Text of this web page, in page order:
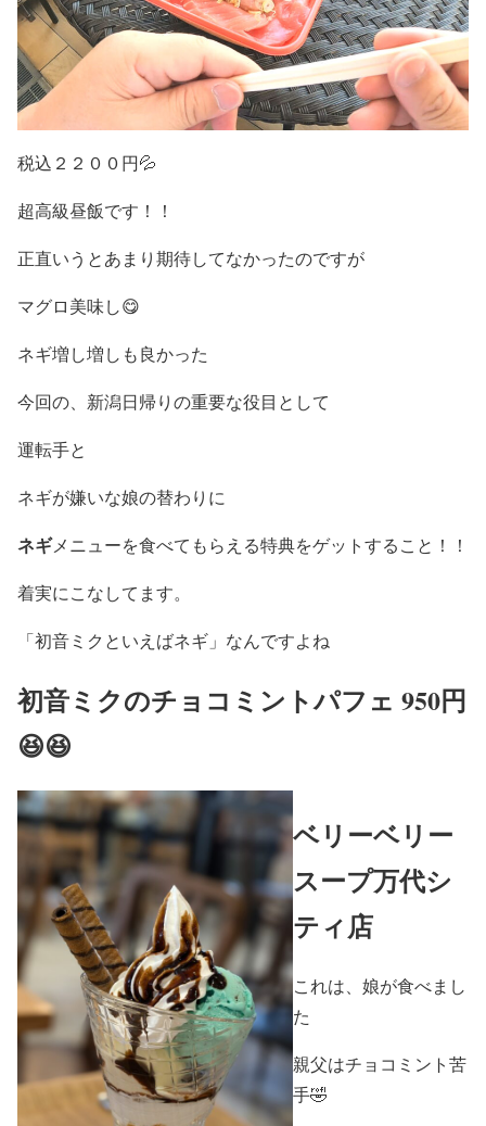
税込２２００円💦
超高級昼飯です！！
正直いうとあまり期待してなかったのですが
マグロ美味し😋
ネギ増し増しも良かった
今回の、新潟日帰りの重要な役目として
運転手と
ネギが嫌いな娘の替わりに
ネギメニューを食べてもらえる特典をゲットすること！！
着実にこなしてます。
「初音ミクといえばネギ」なんですよね
初音ミクのチョコミントパフェ 950円
😆😆
ベリーベリー
スープ万代シ
ティ店
これは、娘が食べまし
た
親父はチョコミント苦
手🤣